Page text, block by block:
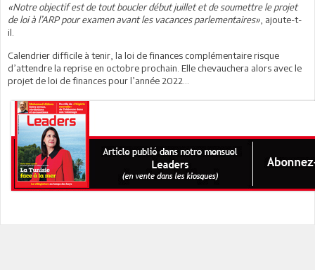
«Notre objectif est de tout boucler début juillet et de soumettre le projet
de loi à l’ARP pour examen avant les vacances parlementaires» , ajoute-t-
il.
Calendrier difficile à tenir, la loi de finances complémentaire risque
d’attendre la reprise en octobre prochain. Elle chevauchera alors avec le
projet de loi de finances pour l’année 2022…